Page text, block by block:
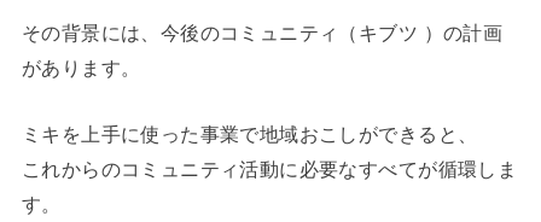
その背景には、今後のコミュニティ（キブツ ）の計画
があります。
ミキを上手に使った事業で地域おこしができると、
これからのコミュニティ活動に必要なすべてが循環しま
す。